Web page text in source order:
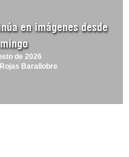
en imágenes desde
de 2026
Barallobre